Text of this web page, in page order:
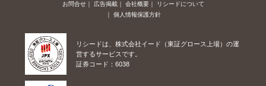
お問合せ 広告掲載 会社概要
リシードについて
個人情報保護方針
リシードは、株式会社イード（東証グロース上場）の運
営するサービスです。
証券コード：6038